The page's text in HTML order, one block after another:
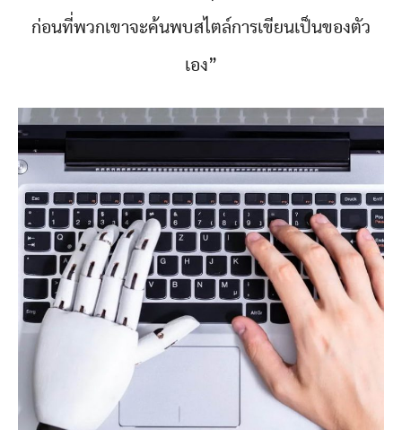
ก่อนที่พวกเขาจะค้นพบสไตล์การเขียนเป็นของตัว
เอง”